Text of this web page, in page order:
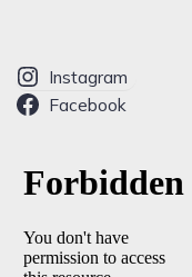
Instagram
Facebook